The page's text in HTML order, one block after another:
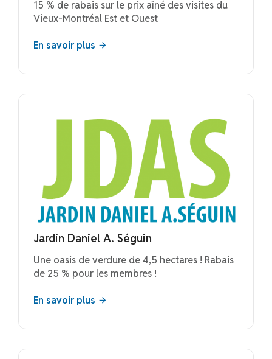
15 % de rabais sur le prix aîné des visites du
Vieux-Montréal Est et Ouest
En savoir plus
Jardin Daniel A. Séguin
Une oasis de verdure de 4,5 hectares ! Rabais
de 25 % pour les membres !
En savoir plus